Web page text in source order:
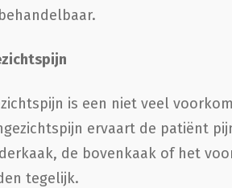
is een niet veel
ervaart de patiënt
de bovenkaak of het
tegelijk.